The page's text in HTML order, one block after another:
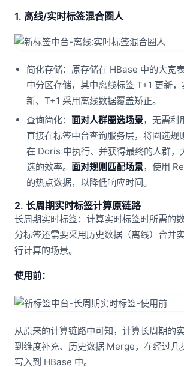
1. 离线/实时标签混合圈人
简化存储：原存储在 HBase 中的大宽
中分区存储，其中离线标签 T+1 更新
新、T+1 采用离线数据覆盖矫正。
查询简化： 面对人群圈选场景，无需利
直接在标签中台查询服务层，将圈选规
在 Doris 中执行、并获得最终的人群，
选的效率。 面对规则匹配场景，使用
的热点数据，以降低响应时间。
2. 长周期实时标签计算原链路
长周期实时标签：计算实时标签时所需的
分标签还需要采用历史数据（离线）合并
行计算的场景。
使用前：
从原来的计算链路中可知，计算长周期的
到维度补充、历史数据 Merge，在经过几
写入到 HBase 中。